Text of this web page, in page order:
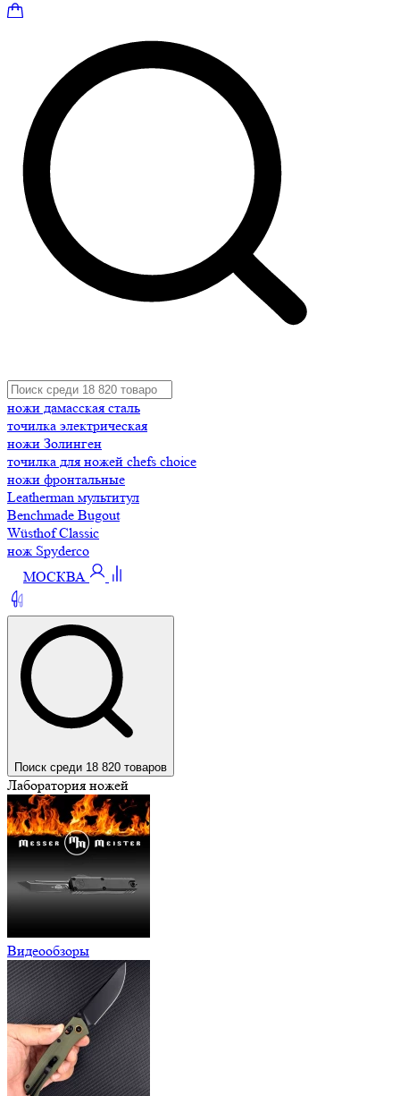
ножи дамасская сталь
точилка электрическая
ножи Золинген
точилка для ножей chefs choice
ножи фронтальные
Leatherman мультитул
Benchmade Bugout
Wüsthof Classic
нож Spyderco
МОСКВА
Поиск среди 18 820 товаров
Лаборатория ножей
Видеообзоры